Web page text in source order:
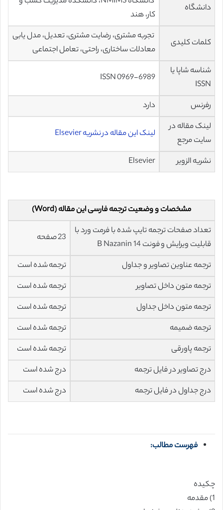
دانشگاه
کار، هند
کلمات کلیدی
تجربه مشتری، رضایت مشتری، تعدیل، مدل یابی
معادلات ساختاری، راحتی، تعامل اجتماعی
شناسه شاپا یا
ISSN
ISSN 0969-6989
رفرنس
دارد
لینک مقاله در
سایت مرجع
لینک این مقاله در نشریه Elsevier
نشریه الزویر Elsevier
مشخصات و وضعیت ترجمه فارسی این مقاله (Word)
تعداد صفحات ترجمه تایپ شده با فرمت ورد با
قابلیت ویرایش و فونت 14 B Nazanin
23 صفحه
ترجمه عناوین تصاویر و جداول
ترجمه شده است
ترجمه متون داخل تصاویر
ترجمه شده است
ترجمه متون داخل جداول
ترجمه شده است
ترجمه ضمیمه
ترجمه شده است
ترجمه پاورقی
ترجمه شده است
درج تصاویر در فایل ترجمه
درج شده است
درج جداول در فایل ترجمه
درج شده است
فهرست مطالب:
چکیده
1) مقدمه